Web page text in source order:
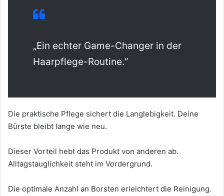
„Ein echter Game-Changer in der
Haarpflege-Routine.“
Die praktische Pflege sichert die Langlebigkeit. Deine
Bürste bleibt lange wie neu.
Dieser Vorteil hebt das Produkt von anderen ab.
Alltagstauglichkeit steht im Vordergrund.
Die optimale Anzahl an Borsten erleichtert die Reinigung.